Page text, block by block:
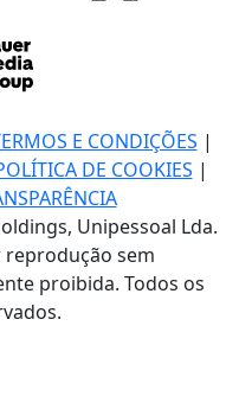
E CONDIÇÕES |
DE COOKIES |
Unipessoal Lda.
sem
proibida. Todos os